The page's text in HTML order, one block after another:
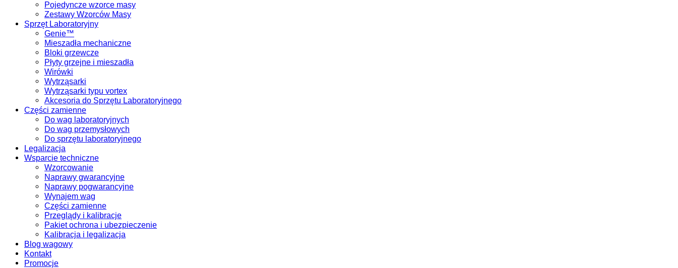
Pojedyncze wzorce masy
Zestawy Wzorców Masy
Sprzęt Laboratoryjny
Genie™
Mieszadła mechaniczne
Bloki grzewcze
Płyty grzejne i mieszadła
Wirówki
Wytrząsarki
Wytrząsarki typu vortex
Akcesoria do Sprzętu Laboratoryjnego
Części zamienne
Do wag laboratoryjnych
Do wag przemysłowych
Do sprzętu laboratoryjnego
Legalizacja
Wsparcie techniczne
Wzorcowanie
Naprawy gwarancyjne
Naprawy pogwarancyjne
Wynajem wag
Części zamienne
Przeglądy i kalibracje
Pakiet ochrona i ubezpieczenie
Kalibracja i legalizacja
Blog wagowy
Kontakt
Promocje